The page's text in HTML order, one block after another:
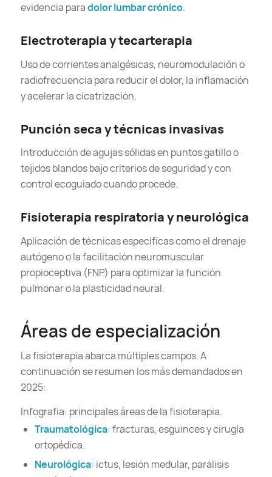
evidencia paradolor lumbar crónico.
Electroterapia y tecarterapia
Uso de corrientes analgésicas, neuromodulación o
radiofrecuencia para reducir el dolor, la inflamación
y acelerar la cicatrización.
Punción seca y técnicas invasivas
Introducción de agujas sólidas en puntos gatillo o
tejidos blandos bajo criterios de seguridad y con
control ecoguiado cuando procede.
Fisioterapia respiratoria y neurológica
Aplicación de técnicas específicas como el drenaje
autógeno o la facilitación neuromuscular
propioceptiva (FNP) para optimizar la función
pulmonar o la plasticidad neural.
Áreas de especialización
La fisioterapia abarca múltiples campos. A
continuación se resumen los más demandados en
2025:
Infografía: principales áreas de la fisioterapia.
Traumatológica: fracturas, esguinces y cirugía
ortopédica.
Neurológica: ictus, lesión medular, parálisis